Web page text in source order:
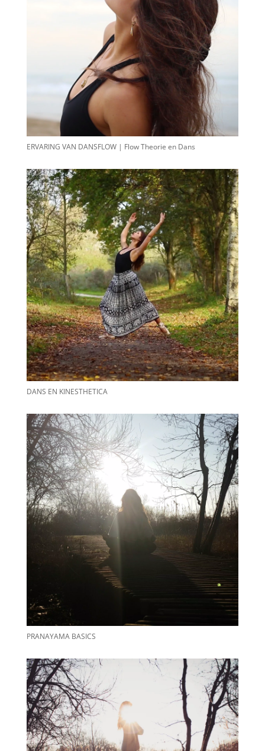
ERVARING VAN DANSFLOW | Flow Theorie en Dans
DANS EN KINESTHETICA
PRANAYAMA BASICS